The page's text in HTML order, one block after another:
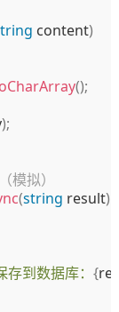
content)
();
);
拟）
(string result)
到数据库： {